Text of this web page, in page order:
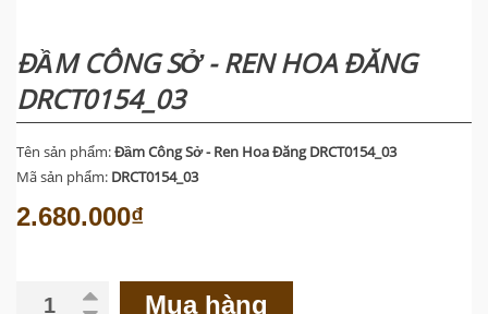
ĐẦM CÔNG SỞ - REN HOA ĐĂNG
DRCT0154_03
Tên sản phẩm:Đầm Công Sở - Ren Hoa Đăng DRCT0154_03
Mã sản phẩm: DRCT0154_03
2.680.000₫
Mua hàng